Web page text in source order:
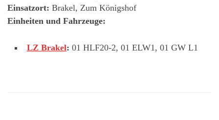
Einsatzort: Brakel, Zum Königshof
Einheiten und Fahrzeuge:
LZ Brakel: 01 HLF20-2, 01 ELW1, 01 GW L1